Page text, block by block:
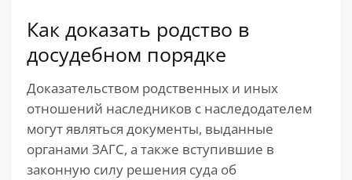
Как доказать родство в
досудебном порядке
Доказательством родственных и иных
отношений наследников с наследодателем
могут являться документы, выданные
органами ЗАГС, а также вступившие в
законную силу решения суда об